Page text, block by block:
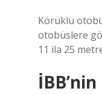
Körüklü
otobüslere
11 ila 25